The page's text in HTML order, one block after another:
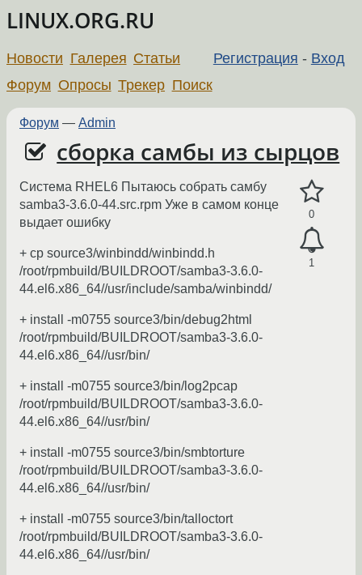
LINUX.ORG.RU
Регистрация - Вход
Новости Галерея Статьи
Форум Опросы Трекер Поиск
Форум — Admin
сборка самбы из сырцов
0
1
Система RHEL6 Пытаюсь собрать самбу
samba3-3.6.0-44.src.rpm Уже в самом конце
выдает ошибку
+ cp source3/winbindd/winbindd.h
/root/rpmbuild/BUILDROOT/samba3-3.6.0-
44.el6.x86_64//usr/include/samba/winbindd/
+ install -m0755 source3/bin/debug2html
/root/rpmbuild/BUILDROOT/samba3-3.6.0-
44.el6.x86_64//usr/bin/
+ install -m0755 source3/bin/log2pcap
/root/rpmbuild/BUILDROOT/samba3-3.6.0-
44.el6.x86_64//usr/bin/
+ install -m0755 source3/bin/smbtorture
/root/rpmbuild/BUILDROOT/samba3-3.6.0-
44.el6.x86_64//usr/bin/
+ install -m0755 source3/bin/talloctort
/root/rpmbuild/BUILDROOT/samba3-3.6.0-
44.el6.x86_64//usr/bin/